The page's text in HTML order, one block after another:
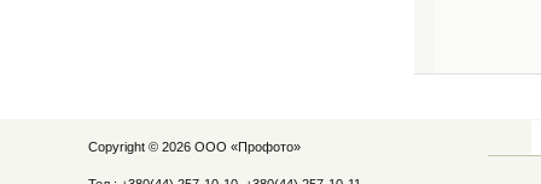
Copyright © 2026 ООО «Профото»